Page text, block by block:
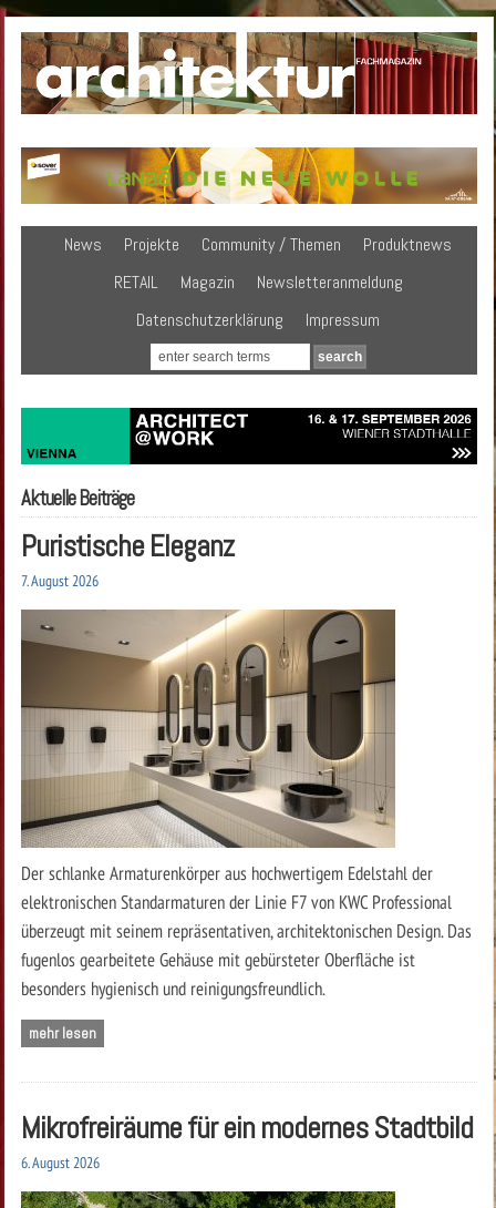
News Projekte Community / Themen
Produktnews
RETAIL
Magazin
Newsletteranmeldung
Datenschutzerklärung
Impressum
Aktuelle Beiträge
Puristische Eleganz
7. August 2026
Der schlanke Armaturenkörper aus hochwertigem Edelstahl der
elektronischen Standarmaturen der Linie F7 von KWC Professional
überzeugt mit seinem ­repräsentativen, architektonischen Design. Das
fugenlos gearbeitete Gehäuse mit gebürsteter Oberfläche ist
besonders hygienisch und reinigungsfreundlich.
mehr lesen
Mikrofreiräume für ein modernes Stadtbild
6. August 2026